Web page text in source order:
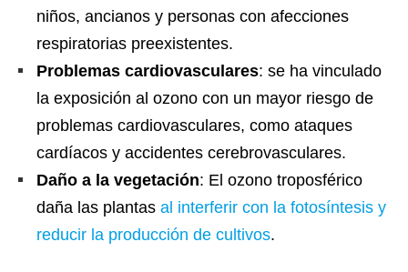
niños, ancianos y personas con afecciones
respiratorias preexistentes.
Problemas cardiovasculares: se ha vinculado
la exposición al ozono con un mayor riesgo de
problemas cardiovasculares, como ataques
cardíacos y accidentes cerebrovasculares.
Daño a la vegetación: El ozono troposférico
daña las plantas al interferir con la fotosíntesis y
reducir la producción de cultivos.